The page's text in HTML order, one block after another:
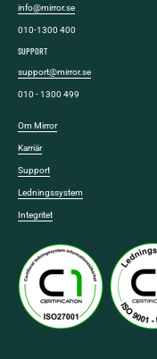
info@mirror.se
010-1300 400
SUPPORT
support@mirror.se
010 - 1300 499
Om Mirror
Karriär
Support
Ledningssystem
Integritet